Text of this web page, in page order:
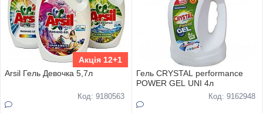
Акція 12+1
Arsil Гель Девочка 5,7л
Код: 9180563
Гель CRYSTAL performance
POWER GEL UNI 4л
Код: 9162948